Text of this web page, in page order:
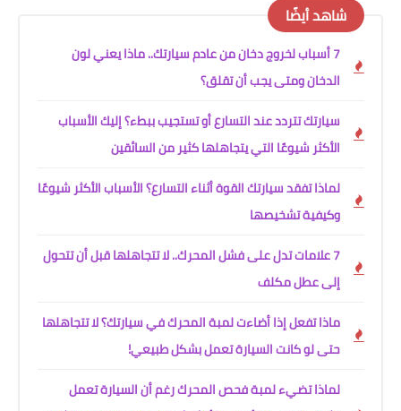
شاهد أيضًا
7 أسباب لخروج دخان من عادم سيارتك.. ماذا يعني لون
الدخان ومتى يجب أن تقلق؟
سيارتك تتردد عند التسارع أو تستجيب ببطء؟ إليك الأسباب
الأكثر شيوعًا التي يتجاهلها كثير من السائقين
لماذا تفقد سيارتك القوة أثناء التسارع؟ الأسباب الأكثر شيوعًا
وكيفية تشخيصها
7 علامات تدل على فشل المحرك.. لا تتجاهلها قبل أن تتحول
إلى عطل مكلف
ماذا تفعل إذا أضاءت لمبة المحرك في سيارتك؟ لا تتجاهلها
حتى لو كانت السيارة تعمل بشكل طبيعي!
لماذا تضيء لمبة فحص المحرك رغم أن السيارة تعمل